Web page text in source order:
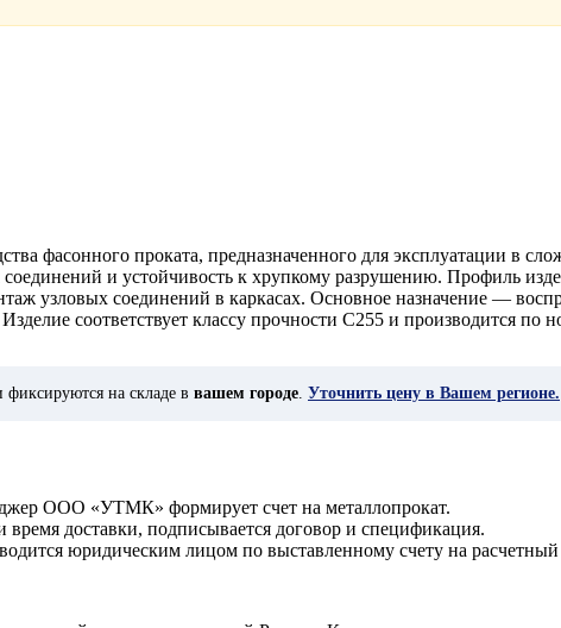
фасонного проката, предназначенного для эксплуатации в
и устойчивость к хрупкому разрушению. Профиль
узловых соединений в каркасах. Основное назначение —
соответствует классу прочности С255 и производится
фиксируются на складе в вашем городе Уточнить цену в Вашем регионе.
ООО «УТМК» формирует счет на металлопрокат.
доставки, подписывается договор и спецификация.
юридическим лицом по выставленному счету на